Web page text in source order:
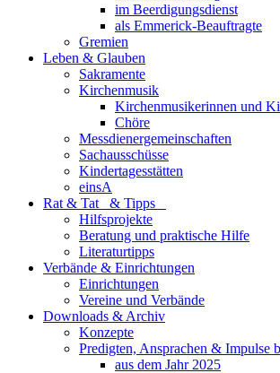
im Beerdigungsdienst
als Emmerick-Beauftragte
Gremien
Leben & Glauben
Sakramente
Kirchenmusik
Kirchenmusikerinnen und
Chöre
Messdienergemeinschaften
Sachausschüsse
Kindertagesstätten
einsA
Rat & Tat & Tipps
Hilfsprojekte
Beratung und praktische Hilfe
Literaturtipps
Verbände & Einrichtungen
Einrichtungen
Vereine und Verbände
Downloads & Archiv
Konzepte
Predigten, Ansprachen & Impulse
aus dem Jahr 2025